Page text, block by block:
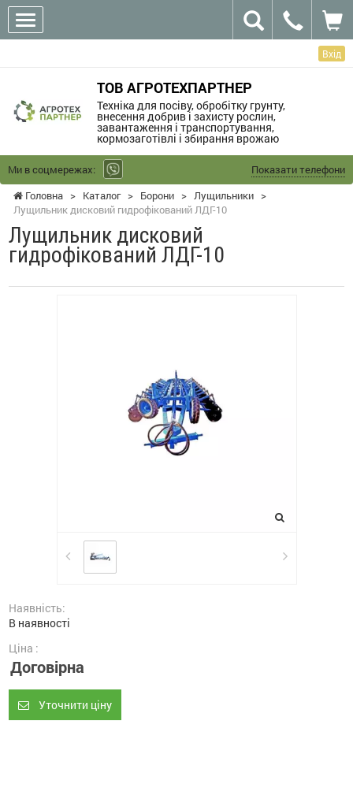
Вхід
ТОВ АГРОТЕХПАРТНЕР
Техніка для посіву, обробітку грунту,
внесення добрив і захисту рослин,
завантаження і транспортування,
кормозаготівлі і збирання врожаю
Ми в соцмережах:
Показати телефони
Головна > Каталог > Борони > Лущильники >
Лущильник дисковий гидрофікований ЛДГ-10
Лущильник дисковий
гидрофікований ЛДГ-10
Наявність:
В наявності
Ціна :
Договірна
Уточнити ціну